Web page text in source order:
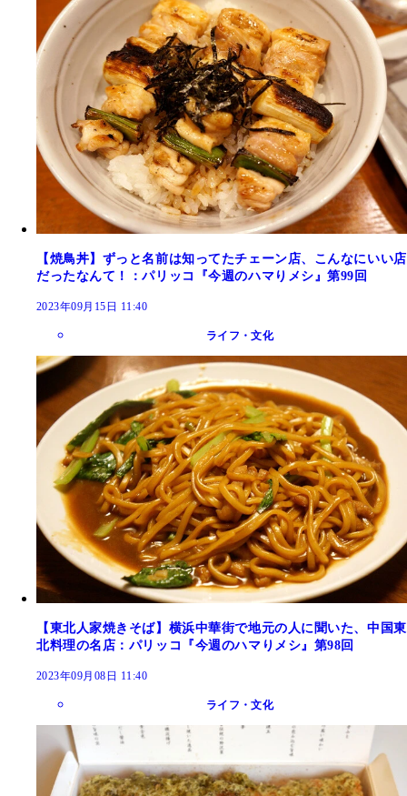
【焼鳥丼】ずっと名前は知ってたチェーン店、こんなにいい店
だったなんて！：パリッコ『今週のハマりメシ』第99回
2023年09月15日 11:40
ライフ・文化
【東北人家焼きそば】横浜中華街で地元の人に聞いた、中国東
北料理の名店：パリッコ『今週のハマりメシ』第98回
2023年09月08日 11:40
ライフ・文化